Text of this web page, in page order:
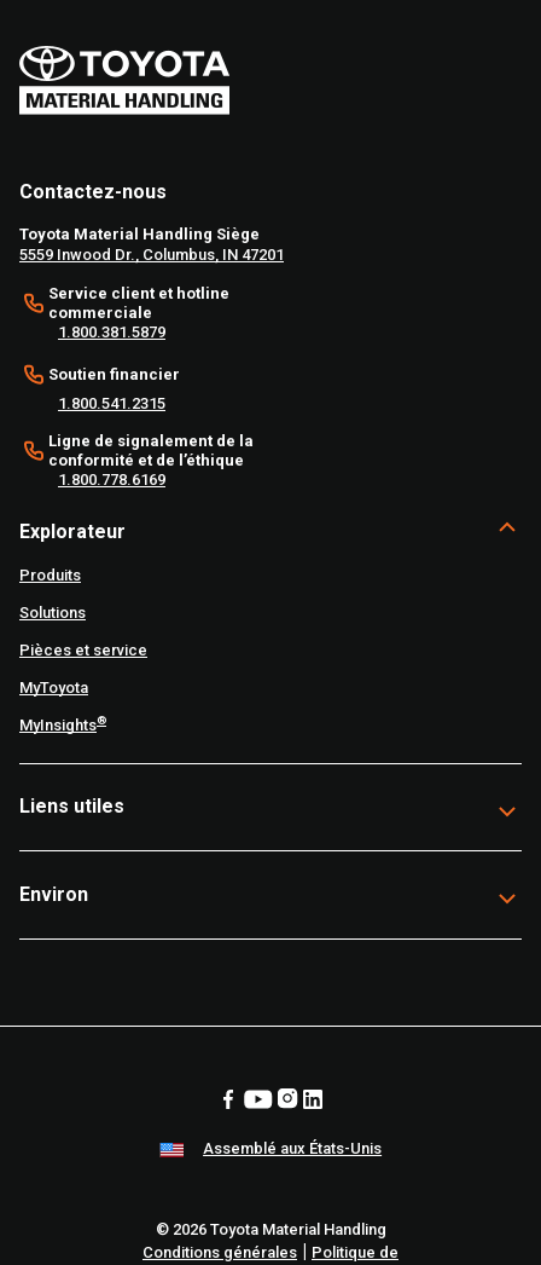
Contactez-nous
Toyota Material Handling Siège
5559 Inwood Dr., Columbus, IN 47201
Service client et hotline
commerciale
1.800.381.5879
Soutien financier
1.800.541.2315
Ligne de signalement de la
conformité et de l’éthique
1.800.778.6169
Explorateur
Produits
Solutions
Pièces et service
MyToyota
MyInsights®
Liens utiles
Environ
Assemblé aux États-Unis
© 2026 Toyota Material Handling
Conditions générales | Politique de